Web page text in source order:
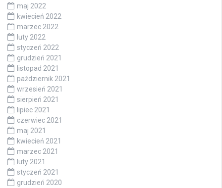
maj 2022
kwiecień 2022
marzec 2022
luty 2022
styczeń 2022
grudzień 2021
listopad 2021
październik 2021
wrzesień 2021
sierpień 2021
lipiec 2021
czerwiec 2021
maj 2021
kwiecień 2021
marzec 2021
luty 2021
styczeń 2021
grudzień 2020